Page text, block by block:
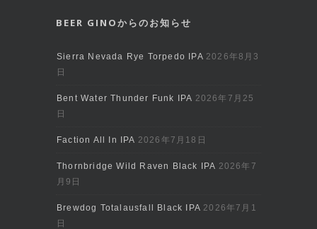
BEER GINOからのお知らせ
Sierra Nevada Rye Torpedo IPA 2026年8月3
日
Bent Water Thunder Funk IPA 2026年7月25
日
Faction All In IPA 2026年7月18日
Thornbridge Wild Raven Black IPA 2026年7
月9日
Brewdog Totalausfall Black IPA 2026年7月1
日